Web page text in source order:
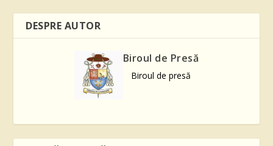
DESPRE AUTOR
Biroul de Presă
Biroul de presă